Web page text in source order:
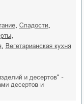
сладости
вегетарианская кухня
и десертов" -
десертов и